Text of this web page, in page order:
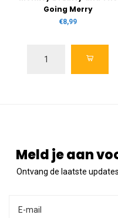
Going Merry
€8,99
Meld je aan
Ontvang de laatste